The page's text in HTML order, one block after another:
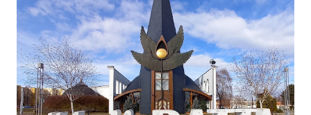
másért meg irány a Kékes, Dobogókő vagy Eplény. Sűrű
krémlevesek Van abban valami megnyugtató amikor az ember
egy tál tartalmas és forró krémlevest kanalaz. Illatos, forró
fürdők Azt hiszem ehhez nem is kell mit hozzáfűzni...
Hangulatfények mindenhol Bátran rakd velük tele te is a
lakásodat, meglátod milyen meghitt hangulatot teremtenek.